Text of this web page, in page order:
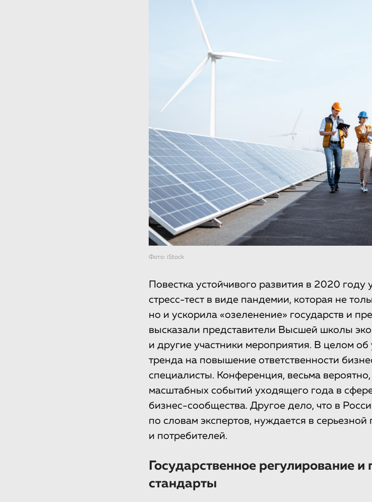
Фото: iStock
Повестка устойчивого развития в 2020
стресс-тест в виде пандемии, которая не
но и ускорила «озеленение» государств и
высказали представители Высшей школы
и другие участники мероприятия. В целом
тренда на повышение ответственности
специалисты. Конференция, весьма
масштабных событий уходящего года в
бизнес-сообщества. Другое дело, что в
по словам экспертов, нуждается в
и потребителей.
Государственное регулирование и
стандарты